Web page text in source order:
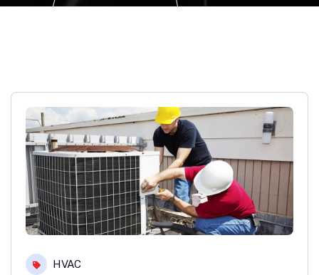
HVAC